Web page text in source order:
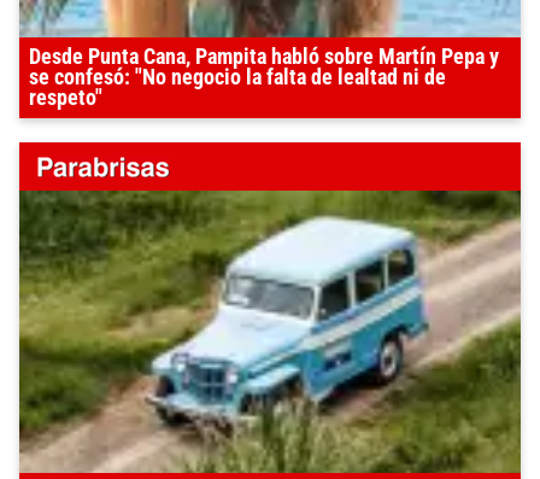
Desde Punta Cana, Pampita habló sobre Martín Pepa y
se confesó: "No negocio la falta de lealtad ni de
respeto"